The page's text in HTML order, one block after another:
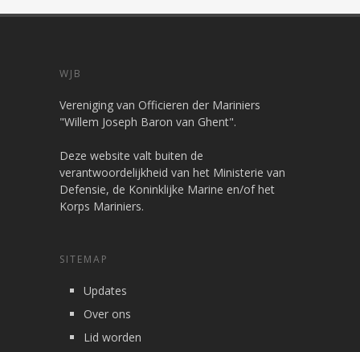
WJB
Vereniging van Officieren der Mariniers
"Willem Joseph Baron van Ghent".
Deze website valt buiten de
verantwoordelijkheid van het Ministerie van
Defensie, de Koninklijke Marine en/of het
Korps Mariniers.
SITEMAP
Updates
Over ons
Lid worden